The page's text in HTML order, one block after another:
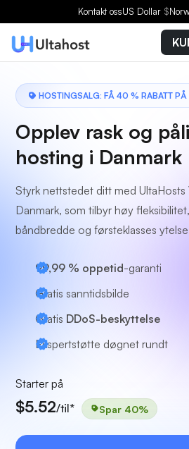
Kontakt ossUS Dollar $
HOSTINGSALG: FÅ 40 % RABATT
Opplev rask og
hosting i Danmark
Styrk nettstedet ditt med
Danmark, som tilbyr høy
båndbredde og førsteklasses
99,99 % oppetid-garanti
Gratis sanntidsbilde
Gratis DDoS-beskyttelse
Ekspertstøtte døgnet rundt
Starter på
$5.52/til* Spar 40%